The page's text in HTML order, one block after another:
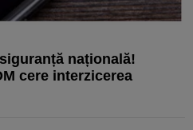
națională!
cere interzicerea